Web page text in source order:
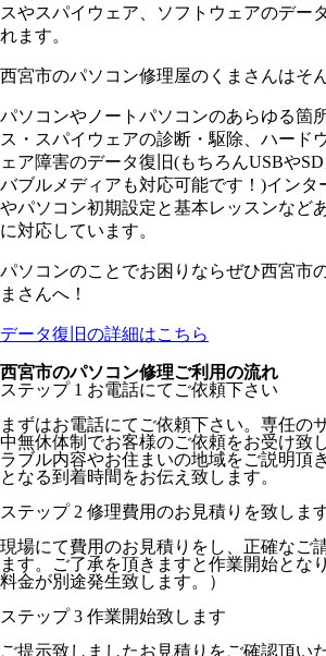
スやスパイウェア、ソフトウェアのデー
れます。
西宮市のパソコン修理屋のくまさんはそ
パソコンやノートパソコンのあらゆる箇
ス・スパイウェアの診断・駆除、ハード
ェア障害のデータ復旧(もちろんUSBや
バブルメディアも対応可能です！)インタ
やパソコン初期設定と基本レッスンなど
に対応しています。
パソコンのことでお困りならぜひ西宮市
まさんへ！
データ復旧の詳細はこちら
西宮市のパソコン修理ご利用の流れ
ステップ 1 お電話にてご依頼下さい
まずはお電話にてご依頼下さい。専任の
中無休体制でお客様のご依頼をお受け致
ラブル内容やお住まいの地域をご説明頂
となる到着時間をお伝え致します。
ステップ 2 修理費用のお見積りを致しま
現場にて費用のお見積りをし、正確なご
ます。ご了承を頂きますと作業開始とな
料金が別途発生致します。）
ステップ 3 作業開始致します
ご提示致しましたお見積りをご確認頂い